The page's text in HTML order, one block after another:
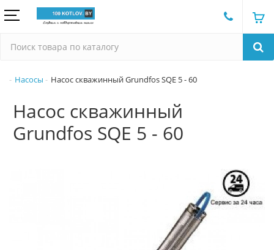
Насосы Насос скважинный Grundfos SQE 5 - 60
Насос скважинный
Grundfos SQE 5 - 60